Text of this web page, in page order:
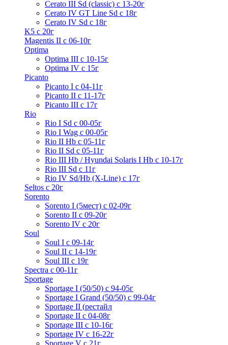
Cerato III Sd (classic) с 13-20г
Cerato IV GT Line Sd с 18г
Cerato IV Sd с 18г
K5 с 20г
Magentis II с 06-10г
Optima
Optima III с 10-15г
Optima IV с 15г
Picanto
Picanto I с 04-11г
Picanto II c 11-17г
Picanto III c 17г
Rio
Rio I Sd с 00-05г
Rio I Wag c 00-05г
Rio II Hb с 05-11г
Rio II Sd с 05-11г
Rio III Hb / Hyundai Solaris I Hb с 10-17г
Rio III Sd c 11г
Rio IV Sd/Hb (X-Line) с 17г
Seltos с 20г
Sorento
Sorento I (5мест) с 02-09г
Sorento II c 09-20г
Sorento IV с 20г
Soul
Soul I с 09-14г
Soul II с 14-19г
Soul III с 19г
Spectra с 00-11г
Sportage
Sportage I (50/50) с 94-05г
Sportage I Grand (50/50) с 99-04г
Sportage II (рестайл
Sportage II c 04-08г
Sportage III c 10-16г
Sportage IV с 16-22г
Sportage V с 21г